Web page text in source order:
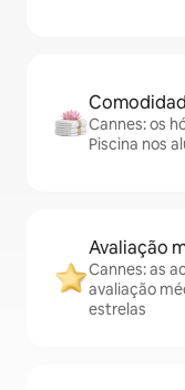
Cannes: os
Piscina nos
Avaliação
Cannes: as
avaliação
estrelas